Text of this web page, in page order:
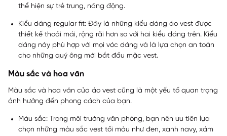
thể hiện sự trẻ trung, năng động.
Kiểu dáng regular fit: Đây là những kiểu dáng áo vest được
thiết kế thoải mái, rộng rãi hơn so với hai kiểu dáng trên. Kiểu
dáng này phù hợp với mọi vóc dáng và là lựa chọn an toàn
cho những quý ông mới bắt đầu mặc vest.
Màu sắc và hoa văn
Màu sắc và hoa văn của áo vest cũng là một yếu tố quan trọng
ảnh hưởng đến phong cách của bạn.
Màu sắc: Trong môi trường văn phòng, bạn nên ưu tiên lựa
chọn những màu sắc vest tối màu như đen, xanh navy, xám